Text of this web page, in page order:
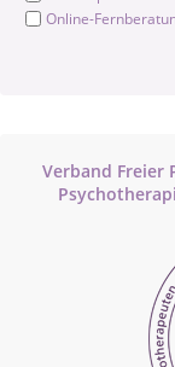
Online-
Verband Freier